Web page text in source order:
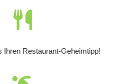
Ihren Restaurant-Geheimtipp!